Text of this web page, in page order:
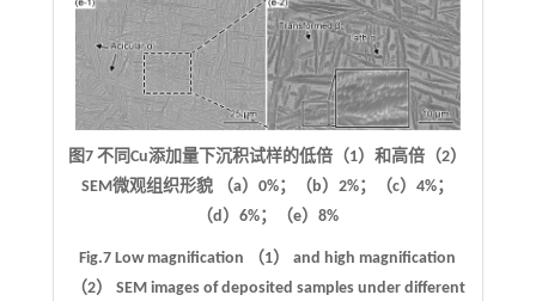
图7 不同Cu添加量下沉积试样的低倍（1）和高倍（2）
SEM微观组织形貌 （a）0%；（b）2%；（c）4%；
（d）6%；（e）8%
Fig.7 Low magnification （1） and high magnification
（2） SEM images of deposited samples under different